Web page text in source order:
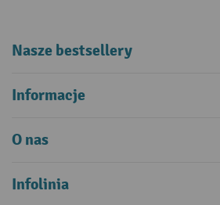
Nasze bestsellery
Informacje
O nas
Infolinia